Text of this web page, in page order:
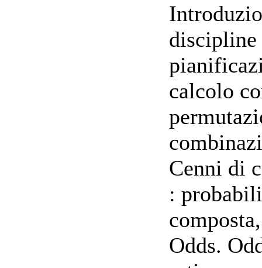
calcolo
Cenni di
:
Odds.